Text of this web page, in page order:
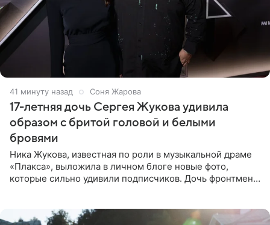
41 минуту назад Соня Жарова
17-летняя дочь Сергея Жукова удивила
образом с бритой головой и белыми
бровями
Ника Жукова, известная по роли в музыкальной драме
«Плакса», выложила в личном блоге новые фото,
которые сильно удивили подписчиков. Дочь фронтмена